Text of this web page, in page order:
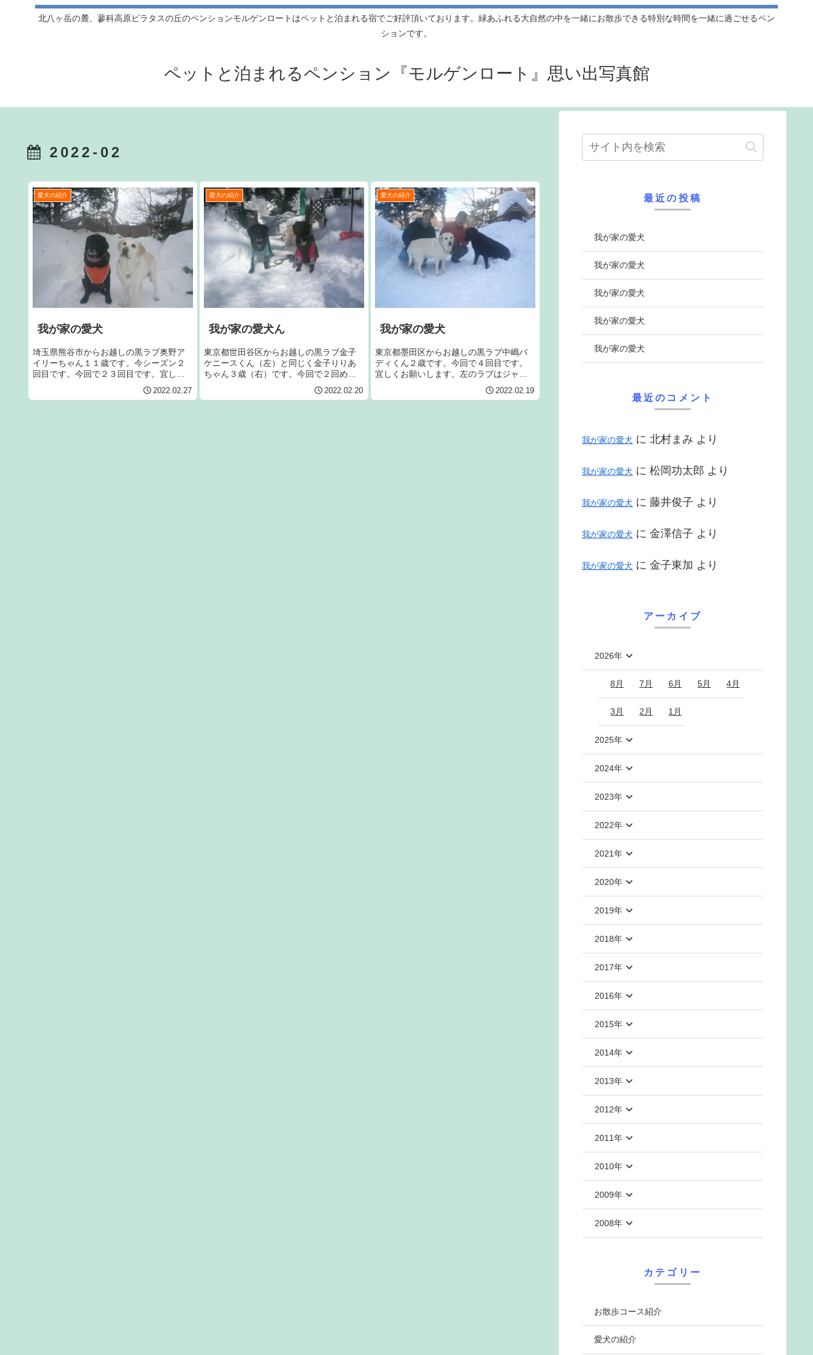
北八ヶ岳の麓、蓼科高原ピラタスの丘のペンションモルゲンロートはペットと泊まれる宿でご好評頂いております。緑あふれる大自然の中を一緒にお散歩できる特別な時間を一緒に過ごせるペン
ションです。
ペットと泊まれるペンション『モルゲンロート』思い出写真館
2022-02
愛犬の紹介
我が家の愛犬
埼玉県熊谷市からお越しの黒ラブ奥野ア
イリーちゃん１１歳です。今シーズン２
回目です。今回で２３回目です。宜しく
お願いします。右のラブはジャンヌで
2022.02.27
愛犬の紹介
我が家の愛犬ん
東京都世田谷区からお越しの黒ラブ金子
ケニースくん（左）と同じく金子りりあ
ちゃん３歳（右）です。今回で２回めで
2022.02.20
愛犬の紹介
我が家の愛犬
東京都墨田区からお越しの黒ラブ中嶋バ
ディくん２歳です。今回で４回目です。
宜しくお願いします。左のラブはジャン
2022.02.19
最近の投稿
我が家の愛犬
我が家の愛犬
我が家の愛犬
我が家の愛犬
我が家の愛犬
最近のコメント
我が家の愛犬 に 北村まみ より
我が家の愛犬 に 松岡功太郎 より
我が家の愛犬 に 藤井俊子 より
我が家の愛犬 に 金澤信子 より
我が家の愛犬 に 金子東加 より
アーカイブ
2026年
8月 7月 6月 5月 4月
3月 2月 1月
2025年
2024年
2023年
2022年
2021年
2020年
2019年
2018年
2017年
2016年
2015年
2014年
2013年
2012年
2011年
2010年
2009年
2008年
カテゴリー
お散歩コース紹介
愛犬の紹介